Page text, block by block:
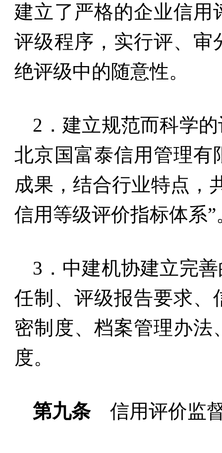
建立了严格的企业信用
评级程序，实行评、审
绝评级中的随意性。
2 ．建立规范而科学
北京国富泰信用管理有
成果，结合行业特点，
信用等级评价指标体系”
3 ．中建机协建立完
任制、评级报告要求、
密制度、档案管理办
度。
第九条信用评价监